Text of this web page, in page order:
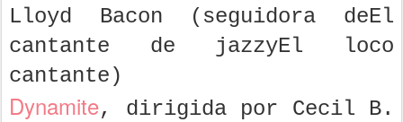
Lloyd Bacon (seguidora deEl
cantante de jazzyEl loco
cantante)
Dynamite, dirigida por Cecil B.